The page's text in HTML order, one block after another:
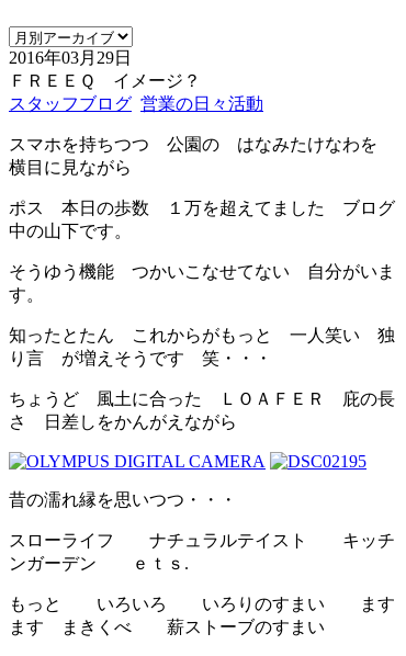
2016年03月29日
ＦＲＥＥＱ イメージ？
スタッフブログ 営業の日々活動
スマホを持ちつつ 公園の はなみたけなわを
横目に見ながら
ポス 本日の歩数 １万を超えてました ブログ
中の山下です。
そうゆう機能 つかいこなせてない 自分がいま
す。
知ったとたん これからがもっと 一人笑い 独
り言 が増えそうです 笑・・・
ちょうど 風土に合った ＬＯＡＦＥＲ 庇の長
さ 日差しをかんがえながら
昔の濡れ縁を思いつつ・・・
スローライフ ナチュラルテイスト キッチ
ンガーデン ｅｔｓ.
もっと いろいろ いろりのすまい ます
ます まきくべ 薪ストーブのすまい